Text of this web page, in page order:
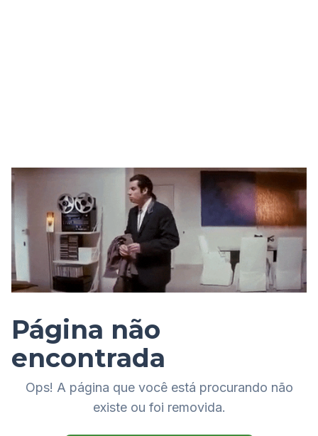
Página não
encontrada
Ops! A página que você está procurando não
existe ou foi removida.